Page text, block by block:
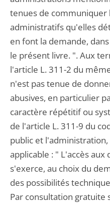
tenues de communiquer
administratifs qu'elles
en font la demande,
le présent livre. ". Aux
l'article L. 311-2 du
n'est pas tenue de
abusives, en particulier
caractère répétitif ou
de l'article L. 311-9 du
public et
applicable : " L'accès
s'exerce, au choix du
des possibilités
Par consultation gratuite